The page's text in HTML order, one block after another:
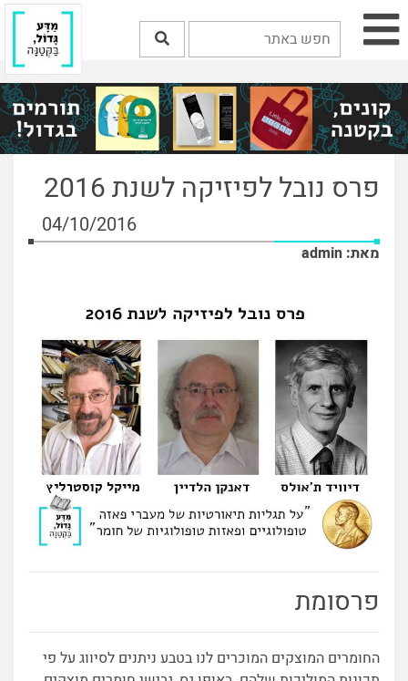
פרס נובל לפיזיקה לשנת 2016
04/10/2016
מאת: admin
פרסומת
החומרים המוצקים המוכרים לנו בטבע ניתנים לסיווג על פי